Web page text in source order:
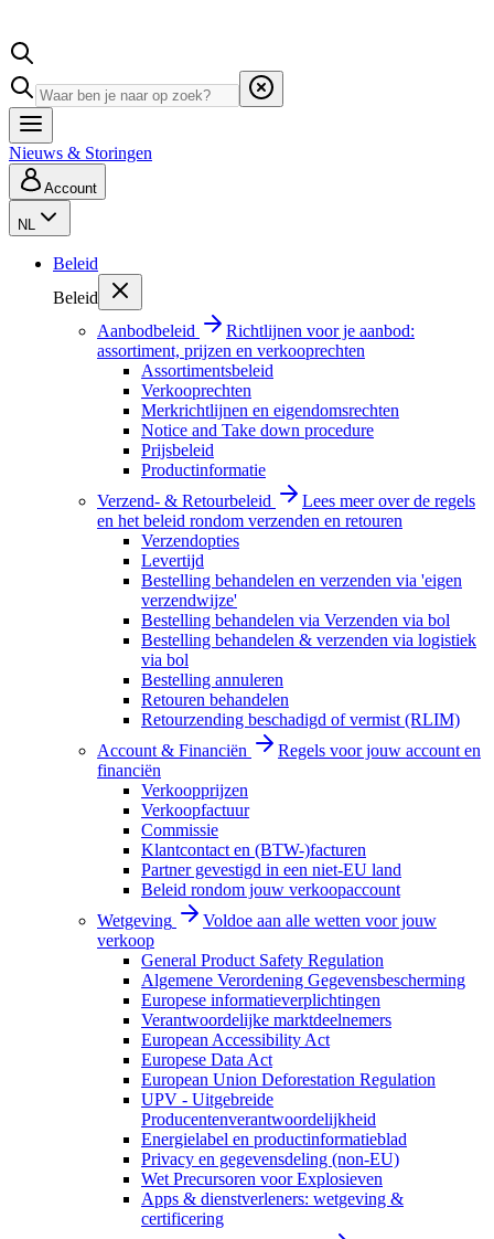
Nieuws & Storingen
Account
NL
Beleid
Beleid
Aanbodbeleid
Richtlijnen voor je aanbod:
assortiment, prijzen en verkooprechten
Assortimentsbeleid
Verkooprechten
Merkrichtlijnen en eigendomsrechten
Notice and Take down procedure
Prijsbeleid
Productinformatie
Verzend- & Retourbeleid
Lees meer over de regels
en het beleid rondom verzenden en retouren
Verzendopties
Levertijd
Bestelling behandelen en verzenden via 'eigen
verzendwijze'
Bestelling behandelen via Verzenden via bol
Bestelling behandelen & verzenden via logistiek
via bol
Bestelling annuleren
Retouren behandelen
Retourzending beschadigd of vermist (RLIM)
Account & Financiën
Regels voor jouw account en
financiën
Verkoopprijzen
Verkoopfactuur
Commissie
Klantcontact en (BTW-)facturen
Partner gevestigd in een niet-EU land
Beleid rondom jouw verkoopaccount
Wetgeving
Voldoe aan alle wetten voor jouw
verkoop
General Product Safety Regulation
Algemene Verordening Gegevensbescherming
Europese informatieverplichtingen
Verantwoordelijke marktdeelnemers
European Accessibility Act
Europese Data Act
European Union Deforestation Regulation
UPV - Uitgebreide
Producentenverantwoordelijkheid
Energielabel en productinformatieblad
Privacy en gegevensdeling (non-EU)
Wet Precursoren voor Explosieven
Apps & dienstverleners: wetgeving &
certificering